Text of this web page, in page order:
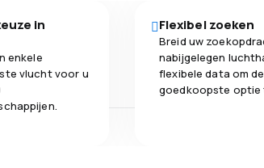
in
enkele
vlucht voor u
Flexibel zoeken
Breid uw
nabijgelegen
flexibele data om de
goedkoopste optie